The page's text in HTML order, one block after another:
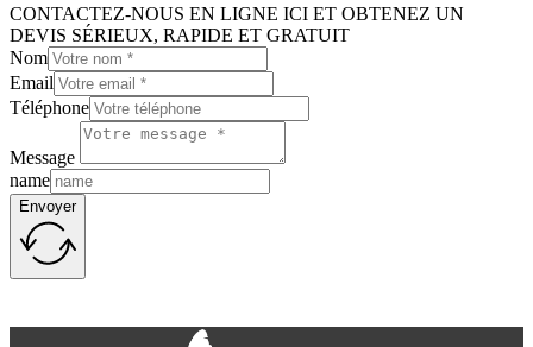
CONTACTEZ-NOUS EN LIGNE ICI ET OBTENEZ UN
DEVIS SÉRIEUX, RAPIDE ET GRATUIT
Nom
Email
Téléphone
Message
name
Envoyer